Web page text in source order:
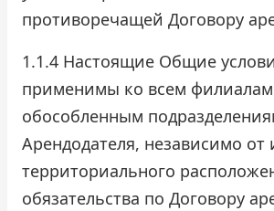
противоречащей Договору
1.1.4 Настоящие Общие
применимы ко всем
обособленным
Арендодателя, независимо от
территориального
обязательства по Договору